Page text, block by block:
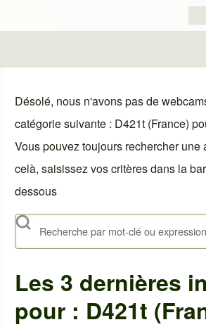
Désolé, nous n'avons pas de
catégorie suivante : D421t (France)
Vous pouvez toujours rechercher une
celà, saisissez vos critères dans la
dessous
Rechercher
Les 3 dernières
pour : D421t